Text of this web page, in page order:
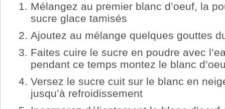
Mélangez au premier blanc d’oeuf, la
sucre glace tamisés
Ajoutez au mélange quelques gouttes
Faites cuire le sucre en poudre avec
pendant ce temps montez le blanc
Versez le sucre cuit sur le blanc en
jusqu’à refroidissement